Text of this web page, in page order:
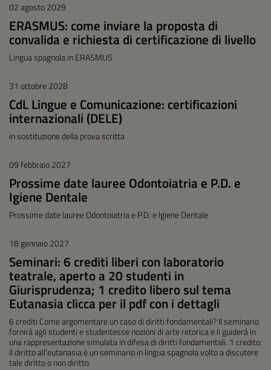
02 agosto 2029
ERASMUS: come inviare la proposta di
convalida e richiesta di certificazione di livello
Lingua spagnola in ERASMUS
31 ottobre 2028
CdL Lingue e Comunicazione: certificazioni
internazionali (DELE)
in sostituzione della prova scritta
09 febbraio 2027
Prossime date lauree Odontoiatria e P.D. e
Igiene Dentale
Prossime date lauree Odontoiatria e P.D. e Igiene Dentale
18 gennaio 2027
Seminari: 6 crediti liberi con laboratorio
teatrale, aperto a 20 studenti in
Giurisprudenza; 1 credito libero sul tema
Eutanasia clicca per il pdf con i dettagli
6 crediti Come argomentare un caso di diritti fondamentali? Il seminario
fornirà agli studenti e studentesse nozioni di arte retorica e li guiderà in
una rappresentazione simulata in difesa di diritti fondamentali. 1 credito:
Il diritto all'eutanasia è un seminario in lingua spagnola volto a discutere
tale diritto o non diritto